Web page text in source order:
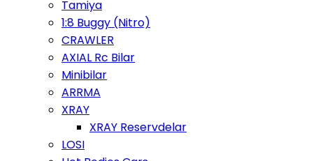
Tamiya
1:8 Buggy (Nitro)
CRAWLER
AXIAL Rc Bilar
Minibilar
ARRMA
XRAY
XRAY Reservdelar
LOSI